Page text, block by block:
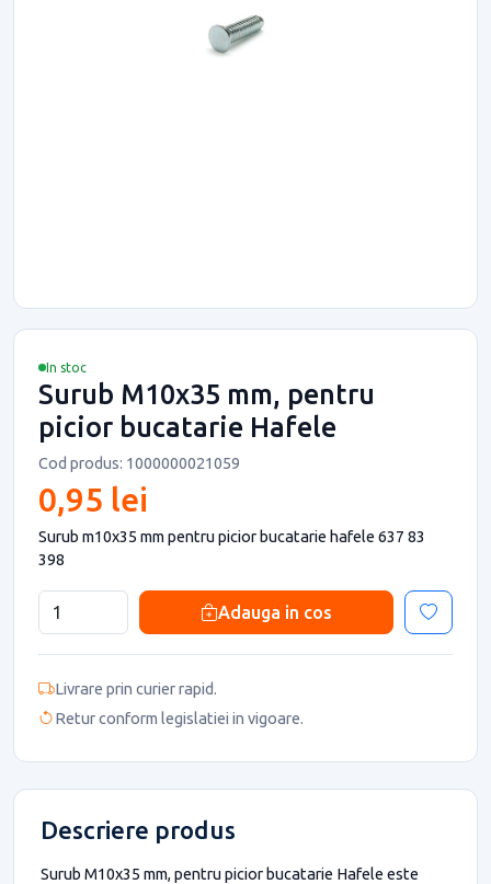
In stoc
Surub M10x35 mm, pentru
picior bucatarie Hafele
Cod produs: 1000000021059
0,95 lei
Surub m10x35 mm pentru picior bucatarie hafele 637 83
398
Adauga in cos
Livrare prin curier rapid.
Retur conform legislatiei in vigoare.
Descriere produs
Surub M10x35 mm, pentru picior bucatarie Hafele este